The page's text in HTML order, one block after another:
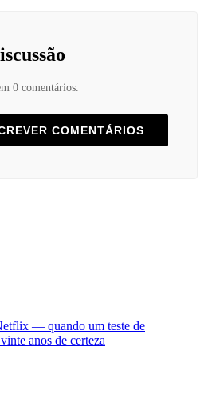
0 comentários.
COMENTÁRIOS
— quando um teste de
anos de certeza